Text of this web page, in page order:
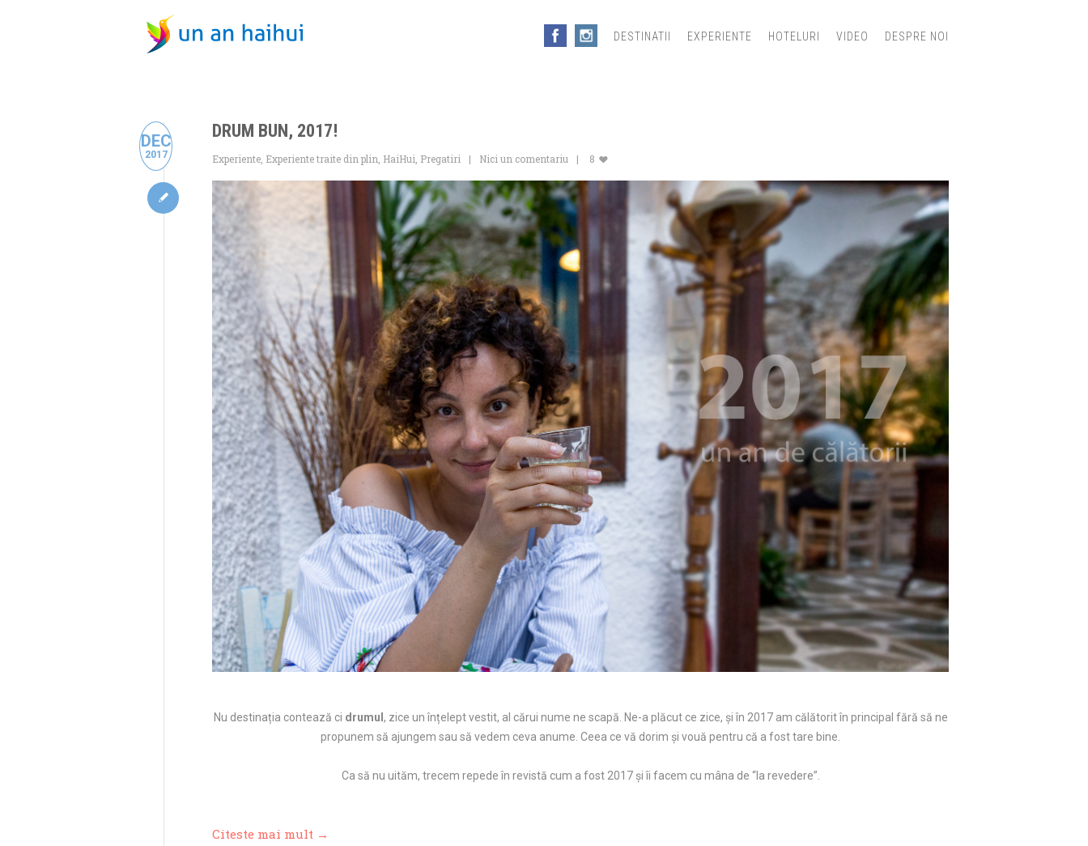
DESTINATII EXPERIENTE HOTELURI VIDEO DESPRE NOI
DEC
2017
DRUM BUN, 2017!
Experiente Experiente traite din plin HaiHui Pregatiri Nici un comentariu 8
Nu destinația contează ci drumul, zice un înțelept vestit, al cărui nume ne scapă. Ne-a plăcut ce zice, și în 2017 am călătorit în principal fără să ne
propunem să ajungem sau să vedem ceva anume. Ceea ce vă dorim și vouă pentru că a fost tare bine.
Ca să nu uităm, trecem repede în revistă cum a fost 2017 și îi facem cu mâna de “la revedere”.
Citeste mai mult →